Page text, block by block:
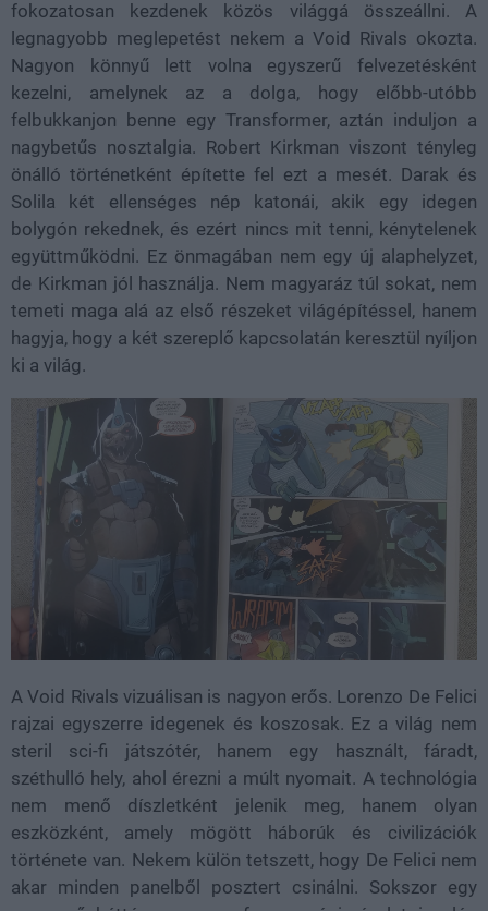
fokozatosan kezdenek közös világgá összeállni. A
legnagyobb meglepetést nekem a Void Rivals okozta.
Nagyon könnyű lett volna egyszerű felvezetésként
kezelni, amelynek az a dolga, hogy előbb-utóbb
felbukkanjon benne egy Transformer, aztán induljon a
nagybetűs nosztalgia. Robert Kirkman viszont tényleg
önálló történetként építette fel ezt a mesét. Darak és
Solila két ellenséges nép katonái, akik egy idegen
bolygón rekednek, és ezért nincs mit tenni, kénytelenek
együttműködni. Ez önmagában nem egy új alaphelyzet,
de Kirkman jól használja. Nem magyaráz túl sokat, nem
temeti maga alá az első részeket világépítéssel, hanem
hagyja, hogy a két szereplő kapcsolatán keresztül nyíljon
ki a világ.
A Void Rivals vizuálisan is nagyon erős. Lorenzo De Felici
rajzai egyszerre idegenek és koszosak. Ez a világ nem
steril sci-fi játszótér, hanem egy használt, fáradt,
széthulló hely, ahol érezni a múlt nyomait. A technológia
nem menő díszletként jelenik meg, hanem olyan
eszközként, amely mögött háborúk és civilizációk
története van. Nekem külön tetszett, hogy De Felici nem
akar minden panelből posztert csinálni. Sokszor egy